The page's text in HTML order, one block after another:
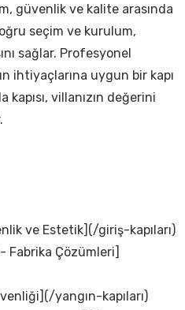
güvenlik ve kalite arasında
seçim ve kurulum,
sağlar. Profesyonel
ihtiyaçlarına uygun bir kapı
villanızın değerini
ve Estetik](/giriş-kapıları)
Fabrika Çözümleri]
yangın-kapıları)